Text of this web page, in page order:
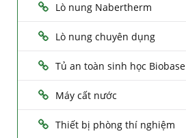
Lò nung Nabertherm
Lò nung chuyên dụng
Tủ an toàn sinh học Biobase
Máy cất nước
Thiết bị phòng thí nghiệm